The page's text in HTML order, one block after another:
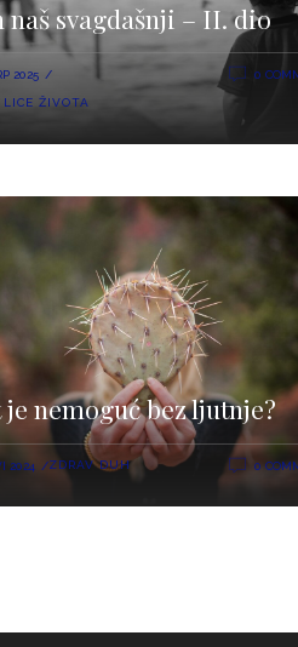
naš svagdašnji – II. dio
2025
LICE ŽIVOTA
0
nemoguć bez ljutnje?
2024 ZDRAV DUH 0